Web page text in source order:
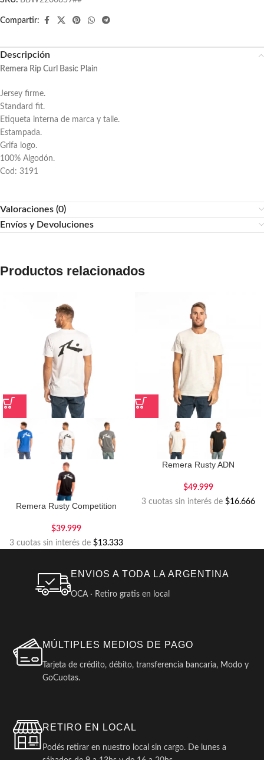
Compartir:
Descripción
Remera Rip Curl Basic Plain
Jersey firme.
Standard fit.
Etiqueta interna de marca y talle.
Estampada.
Grifa logo.
100% Algodón.
Cod: 3191
Valoraciones (0)
Envíos y Devoluciones
Productos relacionados
Remera Rusty Competition
$39.999
3 cuotas sin interés de $13.333
Remera Rusty ADN
$49.999
3 cuotas sin interés de $16.666
ENVIOS A TODA LA ARGENTINA
OCA · Retiro gratis en local
MÚLTIPLES MEDIOS DE PAGO
Tarjeta de crédito, débito, transferencia bancaria, Modo y
GoCuotas.
RETIRO EN LOCAL
Podés retirar en nuestro local sin cargo. De lunes a